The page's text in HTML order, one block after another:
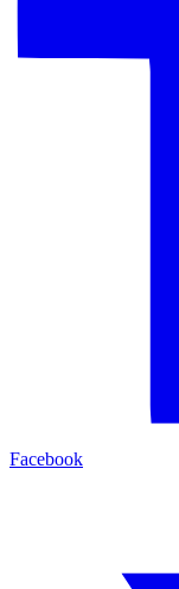
Facebook